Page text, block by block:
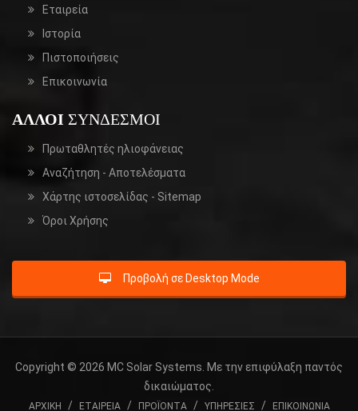
Εταιρεία
Ιστορία
Πιστοποιήσεις
Επικοινωνία
ΆΛΛΟΙ ΣΎΝΔΕΣΜΟΙ
Πρωταθλητές ηλιοφάνειας
Αναζήτηση - Αποτελέσματα
Χάρτης ιστοσελίδας - Sitemap
Όροι Χρήσης
Προβολή σε Desktop Mode
Copyright © 2026 MC Solar Systems. Με την επιφύλαξη παντός
δικαιώματος.
ΑΡΧΙΚΗ / ΕΤΑΙΡΕΙΑ / ΠΡΟΪΟΝΤΑ / ΥΠΗΡΕΣΙΕΣ / ΕΠΙΚΟΙΝΩΝΙΑ